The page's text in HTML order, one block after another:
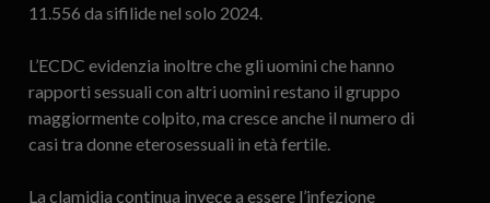
11.556 da sifilide nel solo 2024.
L’ECDC evidenzia inoltre che gli uomini che hanno
rapporti sessuali con altri uomini restano il gruppo
maggiormente colpito, ma cresce anche il numero di
casi tra donne eterosessuali in età fertile.
La clamidia continua invece a essere l’infezione